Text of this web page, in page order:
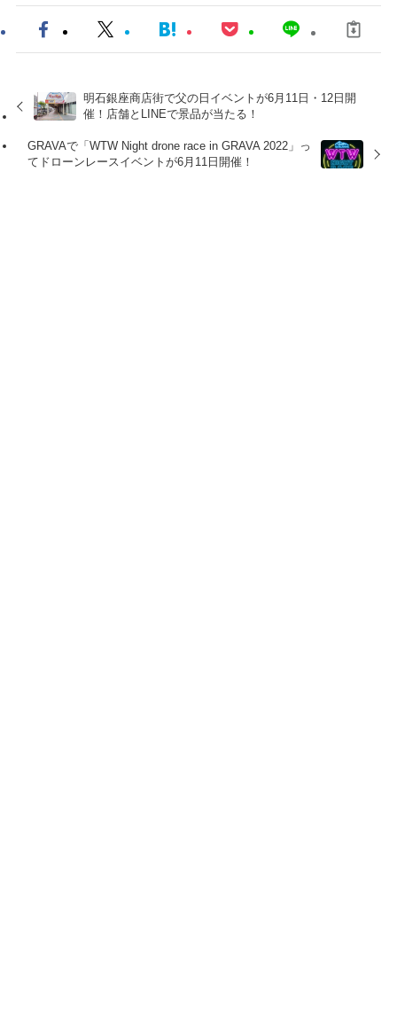
明石銀座商店街で父の日イベントが6月11日・12日開
催！店舗とLINEで景品が当たる！
GRAVAで「WTW Night drone race in GRAVA 2022」っ
てドローンレースイベントが6月11日開催！